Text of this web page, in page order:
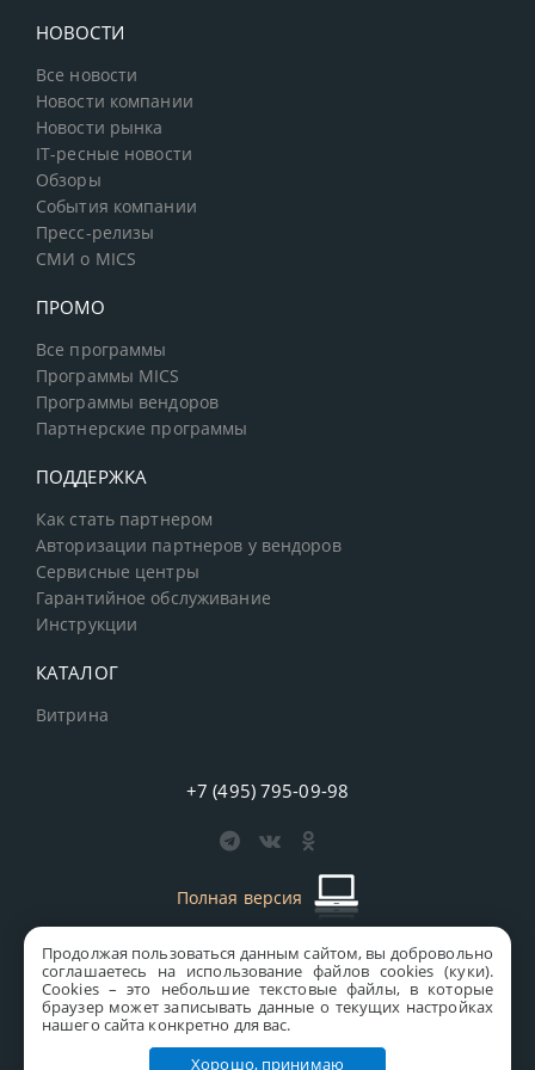
Продолжая пользоваться данным сайтом, вы добровольно
соглашаетесь на использование файлов cookies (куки).
Сookies – это небольшие текстовые файлы, в которые
браузер может записывать данные о текущих настройках
нашего сайта конкретно для вас.
Хорошо, принимаю
НОВОСТИ
Все новости
Новости компании
Новости рынка
IT-ресные новости
Обзоры
События компании
Пресс-релизы
СМИ о MICS
ПРОМО
Все программы
Программы MICS
Программы вендоров
Партнерские программы
ПОДДЕРЖКА
Как стать партнером
Авторизации партнеров у вендоров
Сервисные центры
Гарантийное обслуживание
Инструкции
КАТАЛОГ
Витрина
+7 (495) 795-09-98
Полная версия
старая версия сайтаMICS
Все права защищены © 1997-2026 MICS Distribution Company
Правовая информация